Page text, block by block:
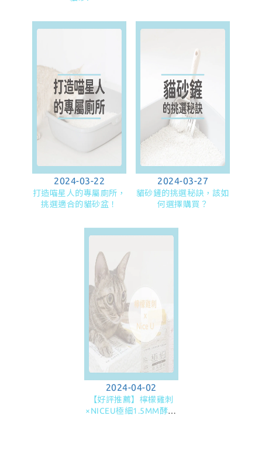
2024-03-22
打造喵星人的專屬廁所，
挑選適合的貓砂盆！
2024-03-27
貓砂鏟的挑選秘訣，該如
何選擇購買？
2024-04-02
【好評推薦】檸檬雞刺
×NICEU極細1.5MM酵素